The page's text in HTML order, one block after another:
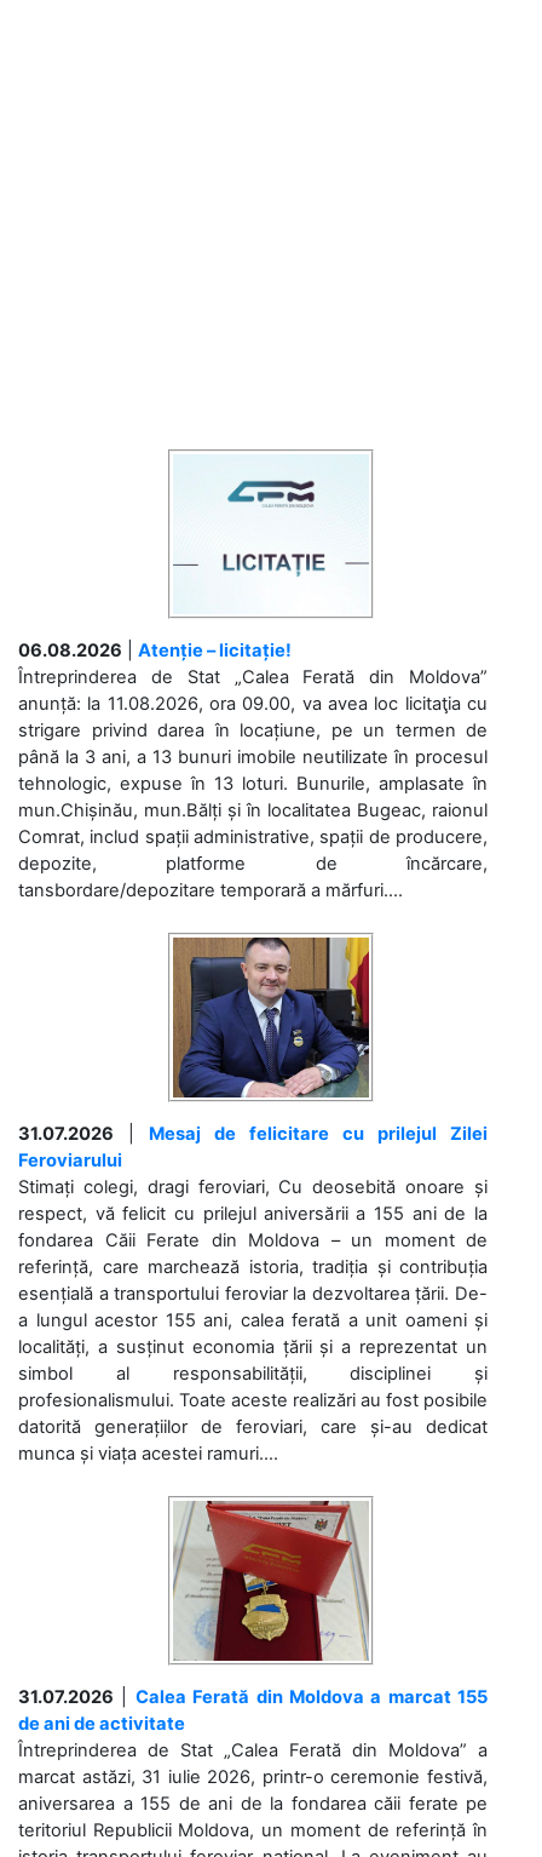
06.08.2026
Atenție – licitație!
Întreprinderea de Stat „Calea Ferată din Moldova”
anunță: la 11.08.2026, ora 09.00, va avea loc licitaţia cu
strigare privind darea în locațiune, pe un termen de
până la 3 ani, a 13 bunuri imobile neutilizate în procesul
tehnologic, expuse în 13 loturi. Bunurile, amplasate în
mun.Chișinău, mun.Bălți și în localitatea Bugeac, raionul
Comrat, includ spații administrative, spații de producere,
depozite, platforme de încărcare,
tansbordare/depozitare temporară a mărfuri....
31.07.2026
Mesaj de felicitare cu prilejul Zilei
Feroviarului
Stimați colegi, dragi feroviari, Cu deosebită onoare și
respect, vă felicit cu prilejul aniversării a 155 ani de la
fondarea Căii Ferate din Moldova – un moment de
referință, care marchează istoria, tradiția și contribuția
esențială a transportului feroviar la dezvoltarea țării. De-
a lungul acestor 155 ani, calea ferată a unit oameni și
localități, a susținut economia țării și a reprezentat un
simbol al responsabilității, disciplinei și
profesionalismului. Toate aceste realizări au fost posibile
datorită generațiilor de feroviari, care și-au dedicat
munca și viața acestei ramuri....
31.07.2026
Calea Ferată din Moldova a marcat 155
de ani de activitate
Întreprinderea de Stat „Calea Ferată din Moldova” a
marcat astăzi, 31 iulie 2026, printr-o ceremonie festivă,
aniversarea a 155 de ani de la fondarea căii ferate pe
teritoriul Republicii Moldova, un moment de referință în